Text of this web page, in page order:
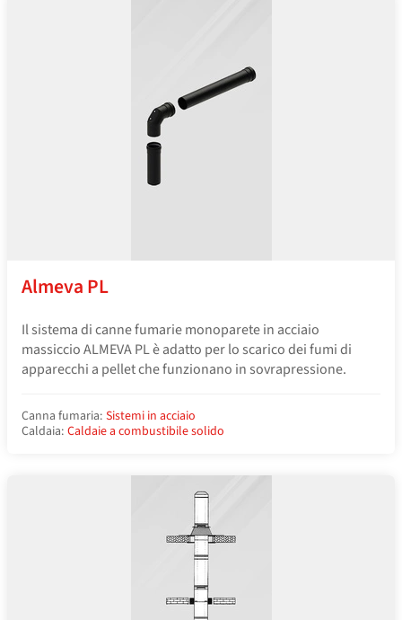
Almeva PL
Il sistema di canne fumarie monoparete in acciaio
massiccio ALMEVA PL è adatto per lo scarico dei fumi di
apparecchi a pellet che funzionano in sovrapressione.
Canna fumaria: Sistemi in acciaio
Caldaia: Caldaie a combustibile solido